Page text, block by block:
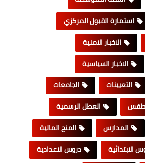
استمارة القبول المركزي
الاخبار الامنية
الاخبار السياسية
التعيينات
الجامعات
العطل الرسمية
المدارس
المنح المالية
الابتدائية
دروس الاعدادية